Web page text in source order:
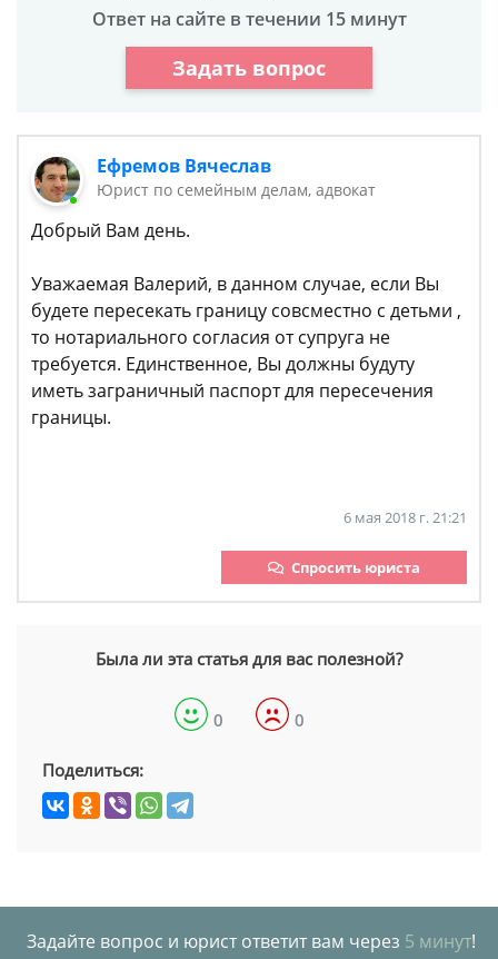
Ответ на сайте в течении 15 минут
Задать вопрос
Ефремов Вячеслав
Юрист по семейным делам, адвокат
Добрый Вам день.
Уважаемая Валерий, в данном случае, если Вы
будете пересекать границу совсместно с детьми ,
то нотариального согласия от супруга не
требуется. Единственное, Вы должны будуту
иметь заграничный паспорт для пересечения
границы.
6 мая 2018 г. 21:21
Спросить юриста
Была ли эта статья для вас полезной?
0 0
Поделиться:
Задайте вопрос и юрист ответит вам через 5 минут!